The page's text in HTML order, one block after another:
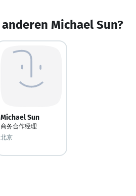
Michael Sun?
Michael Sun
商务合作经理
北京